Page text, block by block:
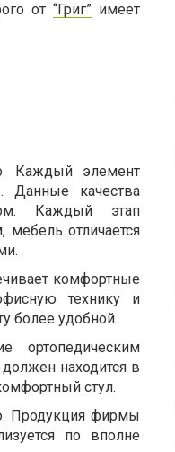
от“Григ” имеет
Каждый элемент
Данные качества
Каждый этап
мебель отличается
комфортные
технику и
более удобной.
ортопедическим
находится в
стул.
Продукция фирмы
по вполне